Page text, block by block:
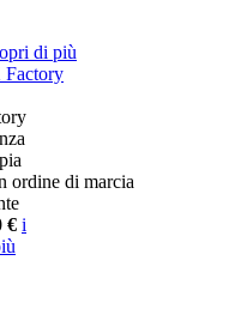
di più
Factory
ordine di marcia
€ i